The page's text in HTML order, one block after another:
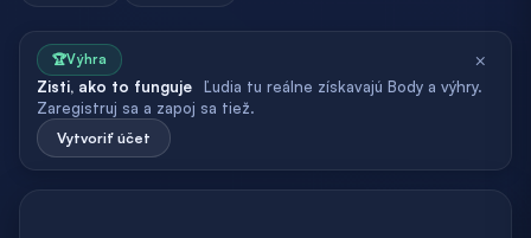
🏆Výhra
Zisti, ako to funguje
Ľudia tu reálne získavajú Body a výhry.
Zaregistruj sa a zapoj sa tiež.
Vytvoriť účet
×